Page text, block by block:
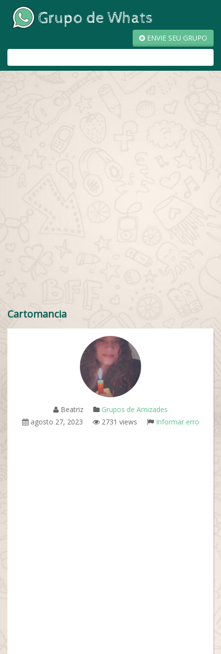
ENVIE SEU GRUPO
Cartomancia
Beatriz
Grupos de Amizades
agosto 27, 2023
2731 views Informar erro